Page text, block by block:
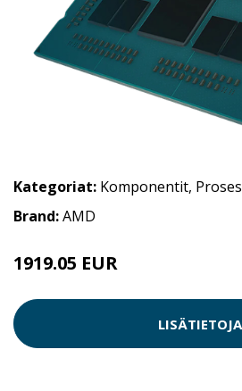
Kategoriat: Komponentit,
Brand:AMD
1919.05 EUR
LISÄTIETOJA